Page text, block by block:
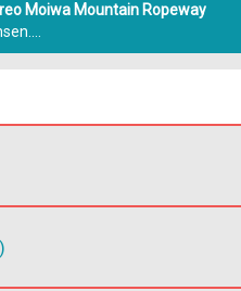
Moiwa Mountain Ropeway